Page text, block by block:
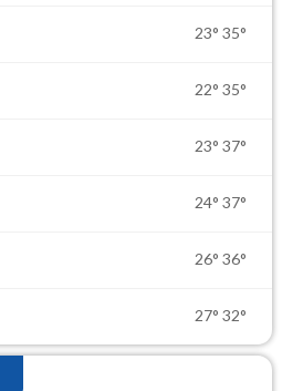
23° 35°
22° 35°
23° 37°
24° 37°
26° 36°
27° 32°